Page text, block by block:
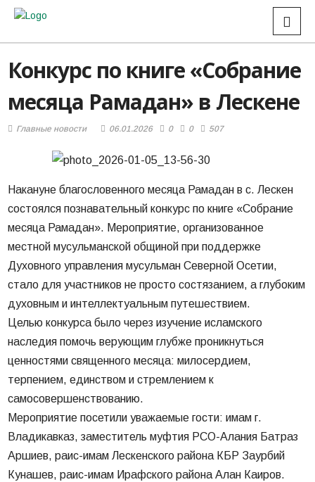
Конкурс по книге «Собрание
месяца Рамадан» в Лескене
Главные новости 06.01.2026 0 0 507
Накануне благословенного месяца Рамадан в с. Лескен
состоялся познавательный конкурс по книге «Собрание
месяца Рамадан». Мероприятие, организованное
местной мусульманской общиной при поддержке
Духовного управления мусульман Северной Осетии,
стало для участников не просто состязанием, а глубоким
духовным и интеллектуальным путешествием.
Целью конкурса было через изучение исламского
наследия помочь верующим глубже проникнуться
ценностями священного месяца: милосердием,
терпением, единством и стремлением к
самосовершенствованию.
Мероприятие посетили уважаемые гости: имам г.
Владикавказ, заместитель муфтия РСО-Алания Батраз
Аршиев, раис-имам Лескенского района КБР Заурбий
Кунашев, раис-имам Ирафского района Алан Каиров.